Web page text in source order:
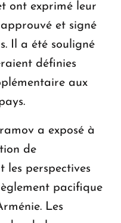
ont exprimé leur
et signé
Il a été souligné
définies
aux
a exposé à
de
les perspectives
pacifique
Les